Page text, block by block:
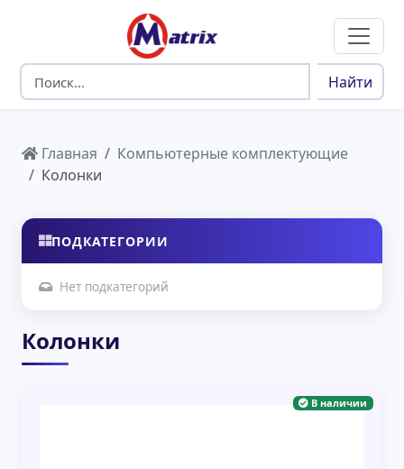
Найти
Главная
Компьютерные комплектующие
Колонки
ПОДКАТЕГОРИИ
Нет подкатегорий
Колонки
В наличии